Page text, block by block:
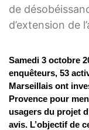
de
d’extension de
Samedi 3 octobre
enquêteurs, 53
Marseillais ont
Provence pour
usagers du projet
avis. L’objectif de